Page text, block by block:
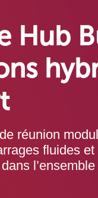
Hub
réunion
fluides